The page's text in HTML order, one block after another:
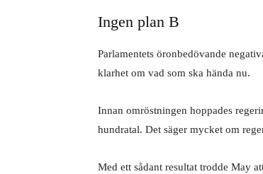
Ingen plan B
Parlamentets öronbedövande
klarhet om vad som ska hända nu.
Innan omröstningen hoppades
hundratal. Det säger mycket om
Med ett sådant resultat trodde May